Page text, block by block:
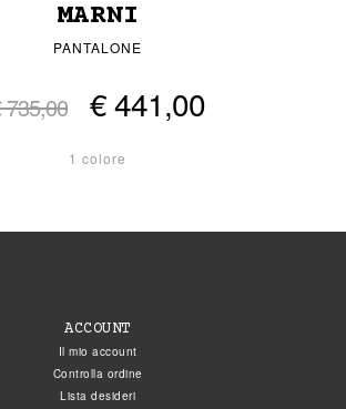
MARNI
PANTALONE
735,00 € 441,00
1 colore
ACCOUNT
Il mio account
Controlla ordine
Lista desideri